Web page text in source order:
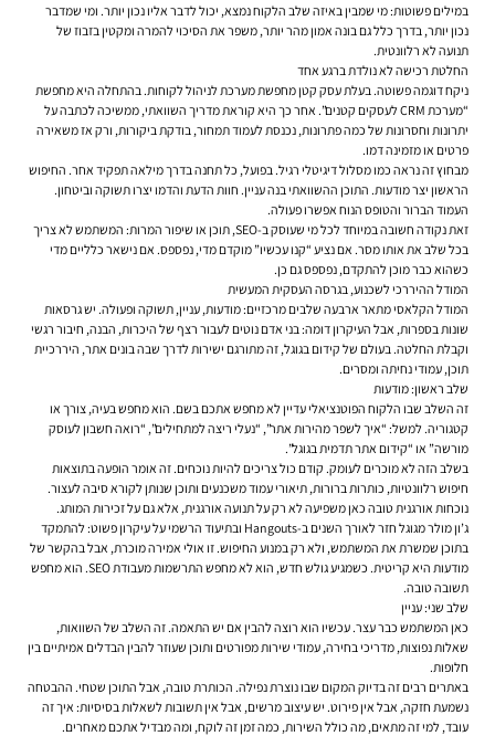
במילים פשוטות: מי שמבין באיזה שלב הלקוח נמצא, יכול לדבר אליו נכון יותר. ומי שמדבר
נכון יותר, בדרך כלל גם בונה אמון מהר יותר, משפר את הסיכוי להמרה ומקטין בזבוז של
תנועה לא רלוונטית.
החלטת רכישה לא נולדת ברגע אחד
ניקח דוגמה פשוטה. בעלת עסק קטן מחפשת מערכת לניהול לקוחות. בהתחלה היא מחפשת
“מערכת CRM לעסקים קטנים”. אחר כך היא קוראת מדריך השוואתי, ממשיכה לכתבה על
יתרונות וחסרונות של כמה פתרונות, נכנסת לעמוד תמחור, בודקת ביקורות, ורק אז משאירה
פרטים או מזמינה דמו.
מבחוץ זה נראה כמו מסלול דיגיטלי רגיל. בפועל, כל תחנה בדרך מילאה תפקיד אחר. החיפוש
הראשון יצר מודעות. התוכן ההשוואתי בנה עניין. חוות הדעת והדמו יצרו תשוקה וביטחון.
העמוד הברור והטופס הנוח אפשרו פעולה.
זאת נקודה חשובה במיוחד לכל מי שעוסק ב-SEO, תוכן או שיפור המרות: המשתמש לא צריך
בכל שלב את אותו מסר. אם נציע “קנו עכשיו” מוקדם מדי, נפספס. אם נישאר כלליים מדי
כשהוא כבר מוכן להתקדם, נפספס גם כן.
המודל ההיררכי לשכנוע, בגרסה העסקית המעשית
המודל הקלאסי מתאר ארבעה שלבים מרכזיים: מודעות, עניין, תשוקה ופעולה. יש גרסאות
שונות בספרות, אבל העיקרון דומה: בני אדם נוטים לעבור רצף של היכרות, הבנה, חיבור רגשי
וקבלת החלטה. בעולם של קידום בגוגל, זה מתורגם ישירות לדרך שבה בונים אתר, היררכיית
תוכן, עמודי נחיתה ומסרים.
שלב ראשון: מודעות
זה השלב שבו הלקוח הפוטנציאלי עדיין לא מחפש אתכם בשם. הוא מחפש בעיה, צורך או
קטגוריה. למשל: “איך לשפר מהירות אתר”, “נעלי ריצה למתחילים”, “רואה חשבון לעוסק
מורשה” או “קידום אתר תדמית בגוגל”.
בשלב הזה לא מוכרים לעומק. קודם כול צריכים להיות נוכחים. זה אומר הופעה בתוצאות
חיפוש רלוונטיות, כותרות ברורות, תיאורי עמוד משכנעים ותוכן שנותן לקורא סיבה לעצור.
נוכחות אורגנית טובה כאן משפיעה לא רק על תנועה אורגנית, אלא גם על זכירות המותג.
ג’ון מולר מגוגל חזר לאורך השנים ב-Hangouts ובתיעוד הרשמי על עיקרון פשוט: להתמקד
בתוכן שמשרת את המשתמש, ולא רק במנוע החיפוש. זו אולי אמירה מוכרת, אבל בהקשר של
מודעות היא קריטית. כשמגיע גולש חדש, הוא לא מחפש התרשמות מעבודת SEO. הוא מחפש
תשובה טובה.
שלב שני: עניין
כאן המשתמש כבר עצר. עכשיו הוא רוצה להבין אם יש התאמה. זה השלב של השוואות,
שאלות נפוצות, מדריכי בחירה, עמודי שירות מפורטים ותוכן שעוזר להבין הבדלים אמיתיים בין
חלופות.
באתרים רבים זה בדיוק המקום שבו נוצרת נפילה. הכותרת טובה, אבל התוכן שטחי. ההבטחה
נשמעת חזקה, אבל אין פירוט. יש עיצוב מרשים, אבל אין תשובות לשאלות בסיסיות: איך זה
עובד, למי זה מתאים, מה כולל השירות, כמה זמן זה לוקח, ומה מבדיל אתכם מאחרים.